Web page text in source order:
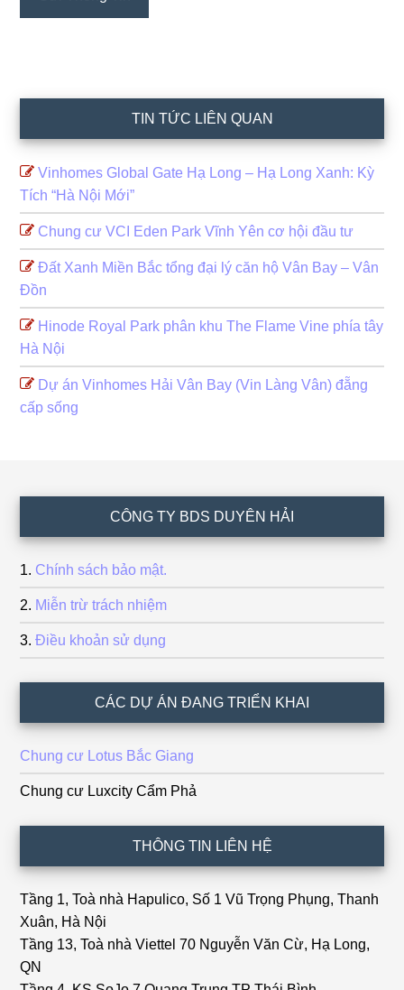
TIN TỨC LIÊN QUAN
Vinhomes Global Gate Hạ Long – Hạ Long Xanh: Kỳ
Tích “Hà Nội Mới”
Chung cư VCI Eden Park Vĩnh Yên cơ hội đầu tư
Đất Xanh Miền Bắc tổng đại lý căn hộ Vân Bay – Vân
Đồn
Hinode Royal Park phân khu The Flame Vine phía tây
Hà Nội
Dự án Vinhomes Hải Vân Bay (Vin Làng Vân) đẵng
cấp sống
CÔNG TY BDS DUYÊN HẢI
Chính sách bảo mật.
Miễn trừ trách nhiệm
Điều khoản sử dụng
CÁC DỰ ÁN ĐANG TRIỂN KHAI
Chung cư Lotus Bắc Giang
Chung cư Luxcity Cẩm Phả
THÔNG TIN LIÊN HỆ
Tầng 1, Toà nhà Hapulico, Số 1 Vũ Trọng Phụng, Thanh
Xuân, Hà Nội
Tầng 13, Toà nhà Viettel 70 Nguyễn Văn Cừ, Hạ Long,
QN